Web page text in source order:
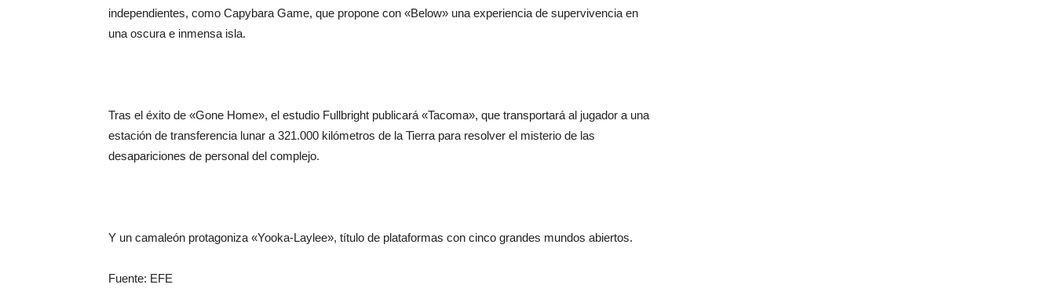
independientes, como Capybara Game, que propone con «Below» una experiencia de supervivencia en
una oscura e inmensa isla.
Tras el éxito de «Gone Home», el estudio Fullbright publicará «Tacoma», que transportará al jugador a una
estación de transferencia lunar a 321.000 kilómetros de la Tierra para resolver el misterio de las
desapariciones de personal del complejo.
Y un camaleón protagoniza «Yooka-Laylee», título de plataformas con cinco grandes mundos abiertos.
Fuente: EFE